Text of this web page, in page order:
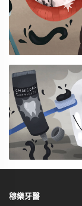
穆樂牙醫